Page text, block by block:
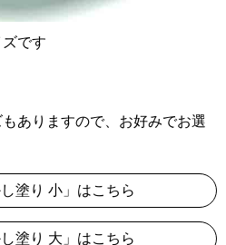
です
ありますので、お好みでお選
し塗り 小」はこちら
し塗り 大」はこちら